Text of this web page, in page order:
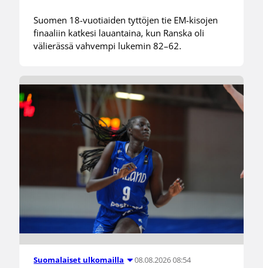
Suomen 18-vuotiaiden tyttöjen tie EM-kisojen
finaaliin katkesi lauantaina, kun Ranska oli
välierässä vahvempi lukemin 82–62.
Suomalaiset ulkomailla 08.08.2026 08:54